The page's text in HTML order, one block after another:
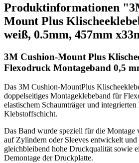
Produktinformationen
Mount Plus
weiß, 0.5mm, 457mm
3M Cushion-Mount Plus
Flexodruck Montageband 0,5
Das 3M Cushion-MountPlus
doppelseitiges Montageklebeband für
elastischem Schaumträger und
Klebstoffschicht.
Das Band wurde speziell für die Montage
auf Zylindern oder Sleeves entwickelt
gleichbleibend hohe Druckqualität sowie
Demontage der Druckplatte.